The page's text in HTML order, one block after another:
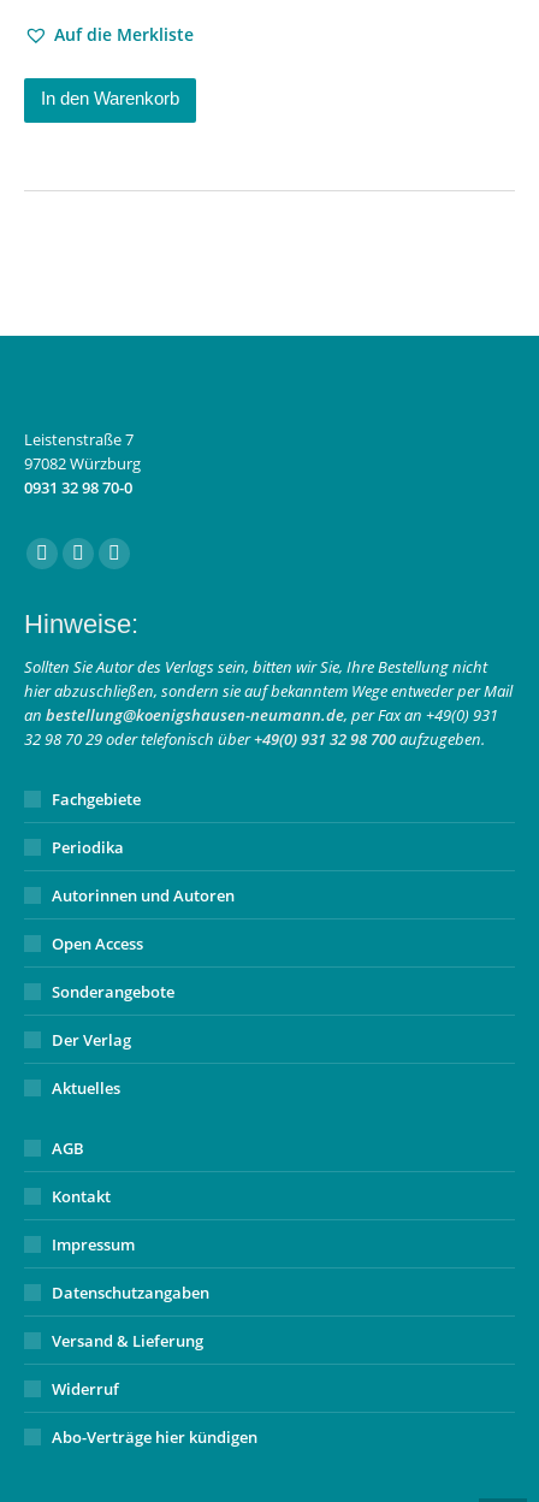
Auf die Merkliste
In den Warenkorb
Leistenstraße 7
97082 Würzburg
0931 32 98 70-0
Finden Sie uns auf:
Facebook
opens
in
new
window
Instagram
opens
in
new
window
E-
page
opens
in
new
window
Hinweise:
Sollten Sie Autor des Verlags sein, bitten wir Sie, Ihre Bestellung nicht
hier abzuschließen, sondern sie auf bekanntem Wege entweder per Mail
an bestellung@koenigshausen-neumann.de, per Fax an +49(0) 931
32 98 70 29 oder telefonisch über+49(0) 931 32 98 700aufzugeben.
Fachgebiete
Periodika
Autorinnen und Autoren
Open Access
Sonderangebote
Der Verlag
Aktuelles
AGB
Kontakt
Impressum
Datenschutzangaben
Versand & Lieferung
Widerruf
Abo-Verträge hier kündigen